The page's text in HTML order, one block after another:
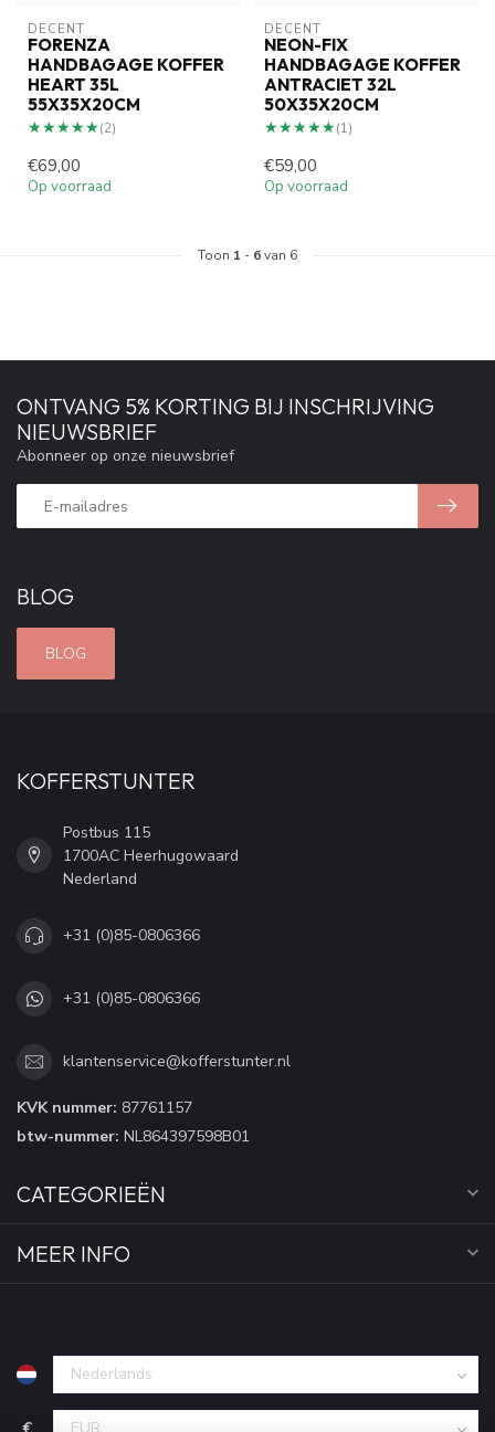
DECENT
FORENZA
HANDBAGAGE KOFFER
HEART 35L
55X35X20CM
★★★★★
★★★★★(2)
€69,00
Op voorraad
DECENT
NEON-FIX
HANDBAGAGE KOFFER
ANTRACIET 32L
50X35X20CM
★★★★★
★★★★★(1)
€59,00
Op voorraad
Toon 1 - 6van 6
BLOG
BLOG
ONTVANG 5% KORTING BIJ INSCHRIJVING
NIEUWSBRIEF
Abonneer op onze nieuwsbrief
KOFFERSTUNTER
Postbus 115
1700AC Heerhugowaard
Nederland
+31 (0)85-0806366
+31 (0)85-0806366
klantenservice@kofferstunter.nl
KVK nummer: 87761157
btw-nummer: NL864397598B01
CATEGORIEËN
MEER INFO